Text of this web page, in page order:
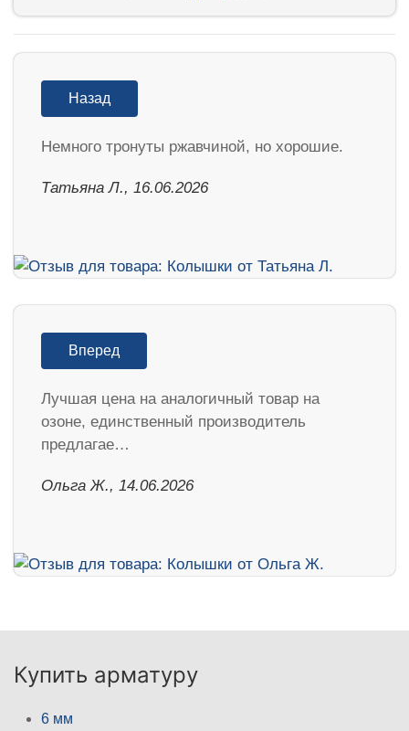
Назад
Немного тронуты ржавчиной, но хорошие.
Татьяна Л., 16.06.2026
Вперед
Лучшая цена на аналогичный товар на
озоне, единственный производитель
предлагае…
Ольга Ж., 14.06.2026
Купить арматуру
6 мм